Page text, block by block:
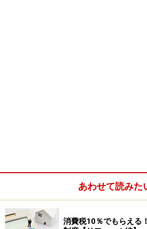
最大で200万円（売主が個人の場合
ますから、条件によっては耐震改
かなえる場合も考えられます。ただ
あわせて読みた
消費税10％でもらえる